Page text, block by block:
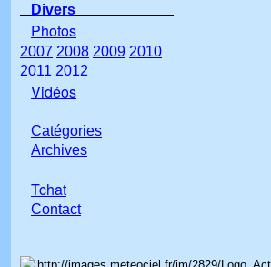
Divers
Photos
2007 2008 2009 2010
2011 2012
Vidéos
Catégories
Archives
Tchat
Contact